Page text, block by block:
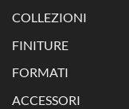
COLLEZIONI
FINITURE
FORMATI
ACCESSORI